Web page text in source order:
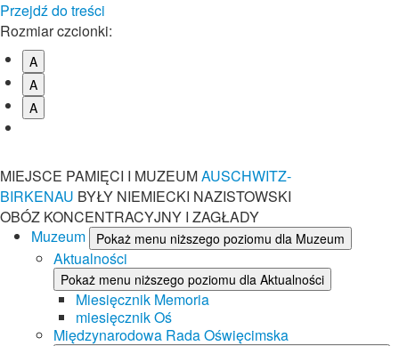
Przejdź do treści
Rozmiar czcionki:
A
A
A
MIEJSCE PAMIĘCI I MUZEUMAUSCHWITZ-
BIRKENAU BYŁY NIEMIECKI NAZISTOWSKI
OBÓZ KONCENTRACYJNY I ZAGŁADY
Muzeum
Pokaż menu niższego poziomu dla Muzeum
Aktualności
Pokaż menu niższego poziomu dla Aktualności
Miesięcznik Memoria
miesięcznik Oś
Międzynarodowa Rada Oświęcimska